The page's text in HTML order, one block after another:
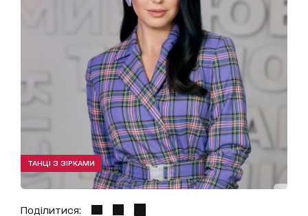
ТАНЦІ З ЗІРКАМИ
Поділитися: